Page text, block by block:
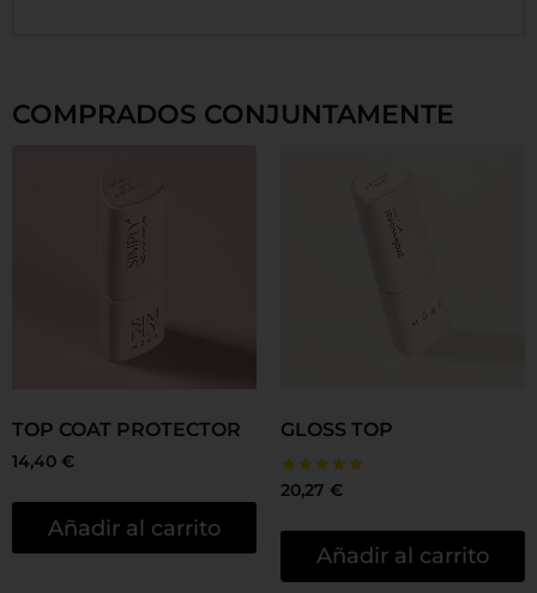
COMPRADOS CONJUNTAMENTE
TOP COAT PROTECTOR
14,40 €
Añadir al carrito
GLOSS TOP
Valorado
con
de 5
20,27 €
Añadir al carrito